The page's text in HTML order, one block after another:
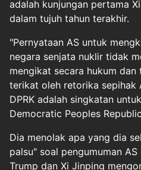
adalah kunjungan pertama
dalam tujuh tahun terakhir.
"Pernyataan AS untuk
negara senjata nuklir tidak
mengikat secara hukum
terikat oleh retorika sepihak
DPRK adalah singkatan
Democratic Peoples
Dia menolak apa yang dia
palsu" soal pengumuman
Trump dan Xi Jinping